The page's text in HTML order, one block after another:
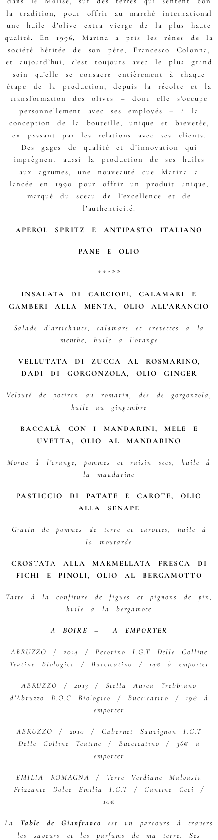
la tradition, pour offrir au marché international
une huile d’olive extra vierge de la plus haute
qualité. En 1996, Marina a pris les rênes de la
société héritée de son père, Francesco Colonna,
et aujourd’hui, c’est toujours avec le plus grand
soin qu’elle se consacre entièrement à chaque
étape de la production, depuis la récolte et la
transformation des olives – dont elle s’occupe
personnellement avec ses employés – à la
conception de la bouteille, unique et brevetée,
en passant par les relations avec ses clients.
Des gages de qualité et d’innovation qui
imprègnent aussi la production de ses huiles
aux agrumes, une nouveauté que Marina a
lancée en 1990 pour offrir un produit unique,
marqué du sceau de l’excellence et de
l’authenticité.
APEROL SPRITZ E ANTIPASTO ITALIANO
PANE E OLIO
*****
INSALATA DI CARCIOFI, CALAMARI E
GAMBERI ALLA MENTA, OLIO ALL’ARANCIO
Salade d’artichauts, calamars et crevettes à la
menthe, huile à l’orange
VELLUTATA DI ZUCCA AL ROSMARINO,
DADI DI GORGONZOLA, OLIO GINGER
Velouté de potiron au romarin, dés de gorgonzola,
huile au gingembre
BACCALÀ CON I MANDARINI, MELE E
UVETTA, OLIO AL MANDARINO
Morue à l’orange, pommes et raisin secs, huile à
la mandarine
PASTICCIO DI PATATE E CAROTE, OLIO
ALLA SENAPE
Gratin de pommes de terre et carottes, huile à
la moutarde
CROSTATA ALLA MARMELLATA FRESCA DI
FICHI E PINOLI, OLIO AL BERGAMOTTO
Tarte à la confiture de figues et pignons de pin,
huile à la bergamote
A BOIRE – A EMPORTER
ABRUZZO / 2014 / Pecorino I.G.T Delle Colline
Teatine Biologico / Buccicatino / 14€ à emporter
ABRUZZO / 2013 / Stella Aurea Trebbiano
d’Abruzzo D.O.C Biologico / Buccicatino / 19€ à
emporter
ABRUZZO / 2010 / Cabernet Sauvignon I.G.T
Delle Colline Teatine / Buccicatino / 36€ à
emporter
EMILIA ROMAGNA / Terre Verdiane Malvasia
Frizzante Dolce Emilia I.G.T / Cantine Ceci /
10€
La Table de Gianfranco
est un parcours à travers
les saveurs et les parfums de ma terre. Ses